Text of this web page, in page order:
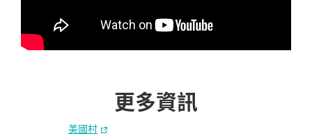
更多資訊
美國村